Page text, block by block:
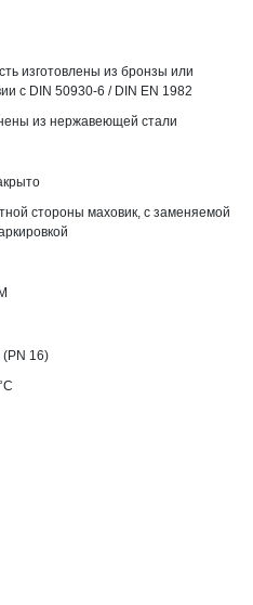
изготовлены из бронзы или
с DIN 50930‑6 / DIN EN 1982
из нержавеющей стали
стороны маховик, с заменяемой
16)